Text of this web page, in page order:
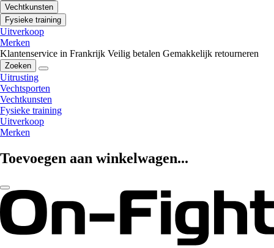
Vechtkunsten
Fysieke training
Uitverkoop
Merken
Klantenservice in Frankrijk Veilig betalen Gemakkelijk retourneren
Zoeken
Uitrusting
Vechtsporten
Vechtkunsten
Fysieke training
Uitverkoop
Merken
Toevoegen aan winkelwagen...